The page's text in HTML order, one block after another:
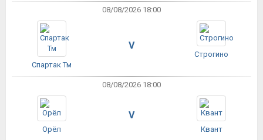
08/08/2026 18:00
Спартак Тм
V
Строгино
08/08/2026 18:00
Орёл
V
Квант